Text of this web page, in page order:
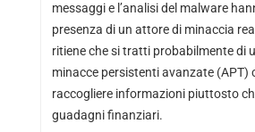
messaggi e l’analisi del malware
presenza di un attore di minaccia
ritiene che si tratti probabilmente di
minacce persistenti avanzate (APT)
raccogliere informazioni piuttosto
guadagni finanziari.